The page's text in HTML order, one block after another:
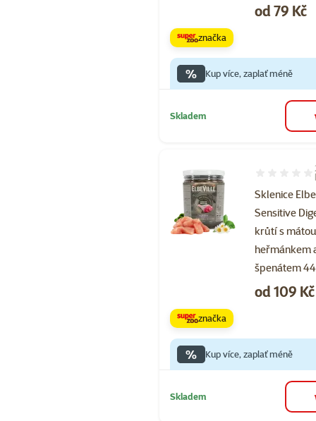
Cena
od 79 Kč
značka
% Kup více, zaplať méně
Skladem
Sklenice
Sensitive
krůtí s
heřmánkem
špenátem
Hodnocení
Cena
od 109 Kč
značka
% Kup více, zaplať méně
Skladem